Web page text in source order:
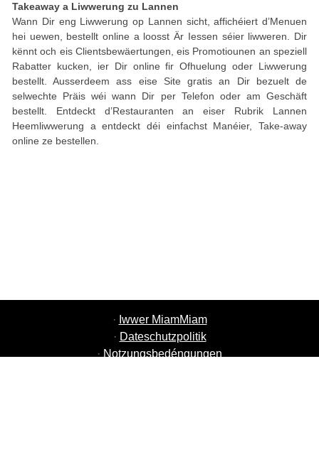
Takeaway a Liwwerung zu Lannen
Wann Dir eng Liwwerung op Lannen sicht, affichéiert d’Menuen
hei uewen, bestellt online a loosst Är Iessen séier liwweren. Dir
kënnt och eis Clientsbewäertungen, eis Promotiounen an speziell
Rabatter kucken, ier Dir online fir Ofhuelung oder Liwwerung
bestellt. Ausserdeem ass eise Site gratis an Dir bezuelt de
selwechte Präis wéi wann Dir per Telefon oder am Geschäft
bestellt. Entdeckt d’Restauranten an eiser Rubrik Lannen
Heemliwwerung a entdeckt déi einfachst Manéier, Take-away
online ze bestellen.
· Iwwer MiamMiam
· Dateschutzpolitik
· Notzungsbedéngungen